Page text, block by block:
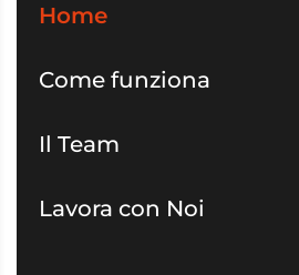
Home
Come funziona
Il Team
Lavora con Noi